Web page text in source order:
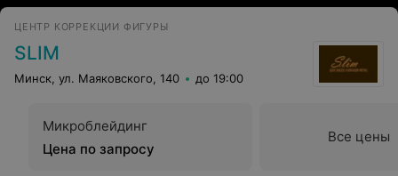
ЦЕНТР КОРРЕКЦИИ ФИГУРЫ
SLIM
Минск, ул. Маяковского, 140 до 19:00
Микроблейдинг
Цена по запросу
Все цены